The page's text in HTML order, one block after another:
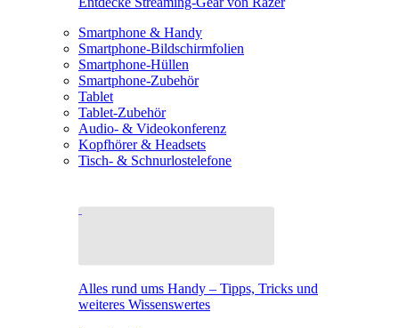
Smartphone & Handy
Smartphone-Bildschirmfolien
Smartphone-Hüllen
Smartphone-Zubehör
Tablet
Tablet-Zubehör
Audio- & Videokonferenz
Kopfhörer & Headsets
Tisch- & Schnurlostelefone
Alles rund ums Handy – Tipps, Tricks und
weiteres Wissenswertes